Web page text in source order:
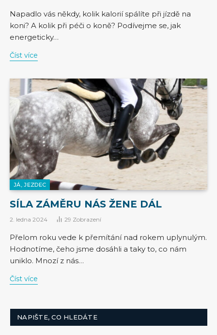
Napadlo vás někdy, kolik kalorií spálíte při jízdě na
koni? A kolik při péči o koně? Podívejme se, jak
energeticky…
Číst více
JÁ, JEZDEC
SÍLA ZÁMĚRU NÁS ŽENE DÁL
2. ledna 2024 29 Zobrazení
Přelom roku vede k přemítání nad rokem uplynulým.
Hodnotíme, čeho jsme dosáhli a taky to, co nám
uniklo. Mnozí z nás…
Číst více
NAPIŠTE, CO HLEDÁTE